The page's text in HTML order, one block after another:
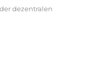
dezentralen